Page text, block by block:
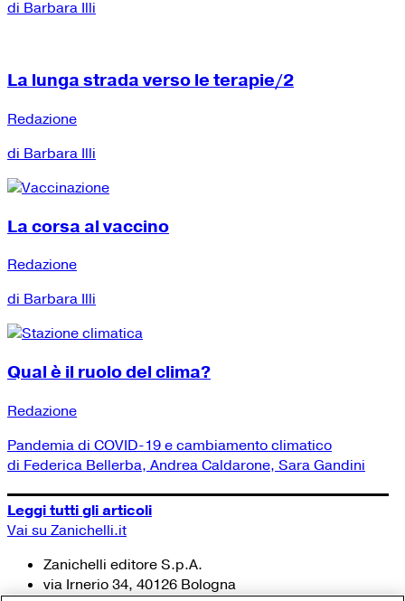
di Barbara Illi
La lunga strada verso le terapie/2
Redazione
di Barbara Illi
La corsa al vaccino
Redazione
di Barbara Illi
Qual è il ruolo del clima?
Redazione
Pandemia di COVID-19 e cambiamento climatico
di Federica Bellerba, Andrea Caldarone, Sara Gandini
Leggi tutti gli articoli
Vai su Zanichelli.it
Zanichelli editore S.p.A.
via Irnerio 34, 40126 Bologna